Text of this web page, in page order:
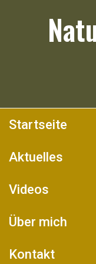
Startseite
Aktuelles
Videos
Über mich
Kontakt